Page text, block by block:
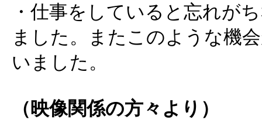
・仕事をしていると忘れが
ました。またこのような機
いました。
（映像関係の方々より）